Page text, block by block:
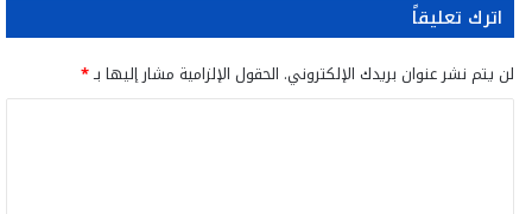
اترك تعليقاً
لن يتم نشر عنوان بريدك الإلكتروني. الحقول الإلزامية مشار إليها بـ*